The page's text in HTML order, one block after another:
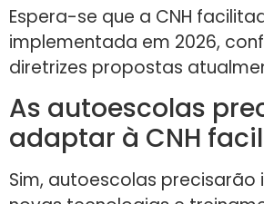
Espera-se que a CNH
implementada em 2026,
diretrizes propostas
As autoescolas
adaptar à CNH
Sim, autoescolas precisarão